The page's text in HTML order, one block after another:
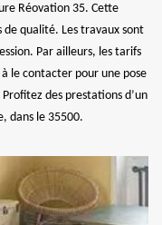
Réovation 35. Cette
qualité. Les travaux sont
Par ailleurs, les tarifs
le contacter pour une pose
des prestations d’un
dans le 35500.